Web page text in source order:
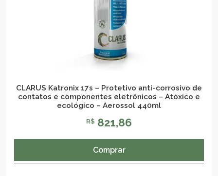
CLARUS Katronix 17s – Protetivo anti-corrosivo de
contatos e componentes eletrônicos – Atóxico e
ecológico – Aerossol 440ml
R$ 821,86
Comprar